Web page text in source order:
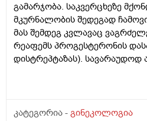
გამარჯობა. საკვერცხეზე
მკურნალობის შედეგად
მას შემდეგ კვლავაც
რეაფემს პროგესტერონის
დისტრეპტაზას).
ვიზიტი) მსურს აპარატული
კეთდება და ვიბრაციის
კატეგორია - გინეკოლოგია